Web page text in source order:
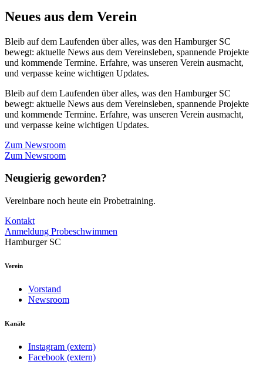
Neues aus dem Verein
Bleib auf dem Laufenden über alles, was den Hamburger SC
bewegt: aktuelle News aus dem Vereinsleben, spannende Projekte
und kommende Termine. Erfahre, was unseren Verein ausmacht,
und verpasse keine wichtigen Updates.
Bleib auf dem Laufenden über alles, was den Hamburger SC
bewegt: aktuelle News aus dem Vereinsleben, spannende Projekte
und kommende Termine. Erfahre, was unseren Verein ausmacht,
und verpasse keine wichtigen Updates.
Zum Newsroom
Zum Newsroom
Neugierig geworden?
Vereinbare noch heute ein Probetraining.
Kontakt
Anmeldung Probeschwimmen
Hamburger SC
Verein
Vorstand
Newsroom
Kanäle
Instagram (extern)
Facebook (extern)